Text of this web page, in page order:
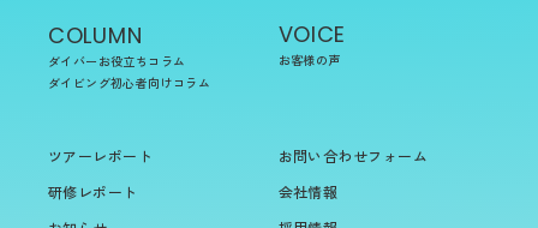
COLUMN
ダイバーお役立ちコラム
ダイビング初心者向けコラム
VOICE
お客様の声
ツアーレポート
研修レポート
お問い合わせフォーム
会社情報